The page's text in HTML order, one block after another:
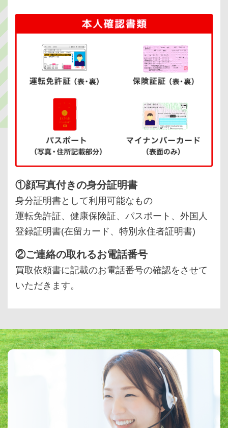
①顔写真付きの身分証明書
身分証明書として利用可能なもの
運転免許証、健康保険証、パスポート、 外国人
登録証明書(在留カード、特別永住者証明書)
②ご連絡の取れるお電話番号
買取依頼書に記載のお電話番号の確認をさせて
いただきます。